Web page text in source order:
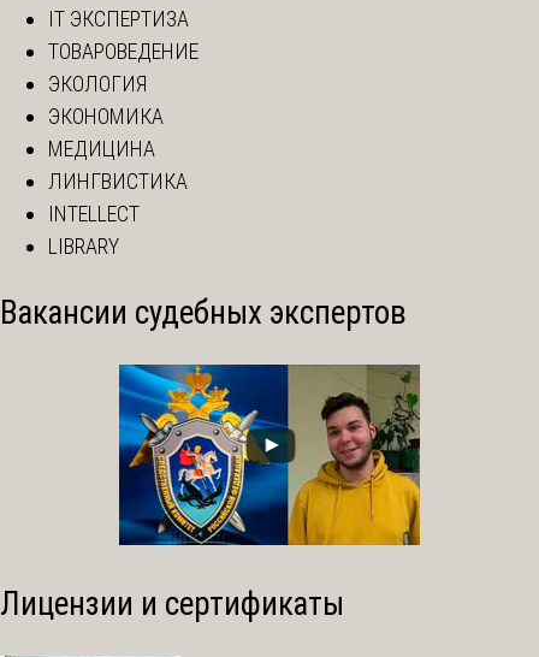
IT ЭКСПЕРТИЗА
ТОВАРОВЕДЕНИЕ
ЭКОЛОГИЯ
ЭКОНОМИКА
МЕДИЦИНА
ЛИНГВИСТИКА
INTELLECT
LIBRARY
Вакансии судебных экспертов
Лицензии и сертификаты